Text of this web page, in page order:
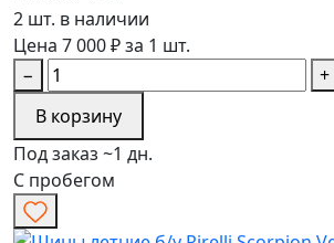
2 шт. в наличии
Цена 7 000 ₽ за 1 шт.
−
+
В корзину
Под заказ ~1 дн.
С пробегом